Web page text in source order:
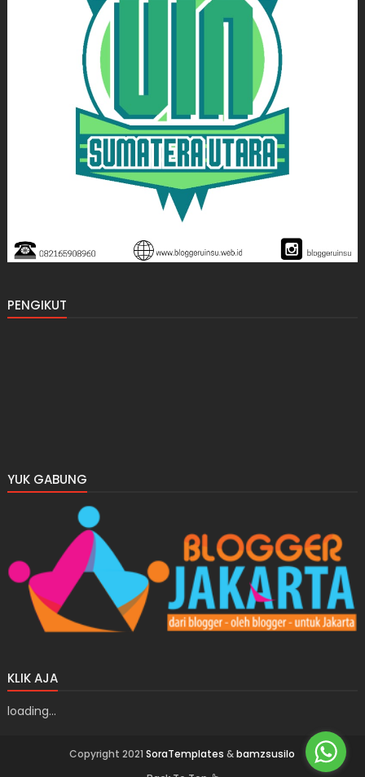
PENGIKUT
YUK GABUNG
KLIK AJA
loading...
Copyright 2021SoraTemplates &bamzsusilo